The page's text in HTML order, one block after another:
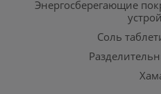
Энергосберегающие
Соль